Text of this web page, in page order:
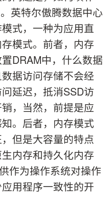
英特尔傲腾数据中心
式，一种为应用直
模式。前者，内存
DRAM中，什么数据
据访问存储不会经
延迟，抵消SSD访
，当然，前提是应
。后者，内存模式
但是大容量的特点
内存和持久化内存
作为操作系统对操作
用程序一致性的开